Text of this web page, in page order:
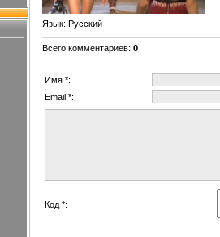
Язык: Русский
Всего комментариев: 0
Имя *:
Email *:
Код *: